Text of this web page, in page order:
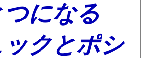
になる
ックとポシ